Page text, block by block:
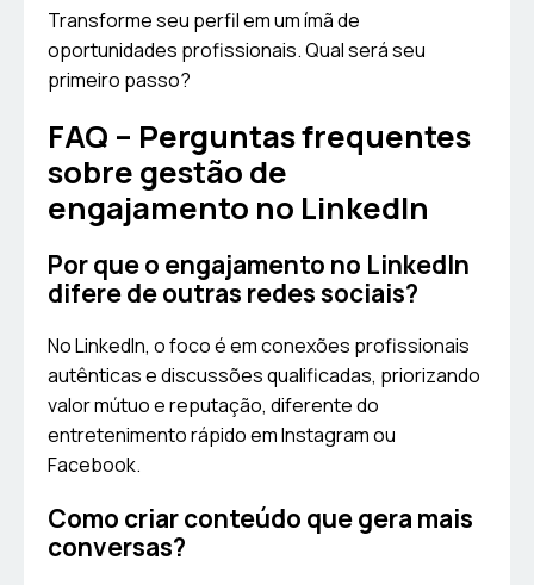
Transforme seu perfil em um ímã de
oportunidades profissionais. Qual será seu
primeiro passo?
FAQ – Perguntas frequentes
sobre gestão de
engajamento no LinkedIn
Por que o engajamento no LinkedIn
difere de outras redes sociais?
No LinkedIn, o foco é em conexões profissionais
autênticas e discussões qualificadas, priorizando
valor mútuo e reputação, diferente do
entretenimento rápido em Instagram ou
Facebook.
Como criar conteúdo que gera mais
conversas?